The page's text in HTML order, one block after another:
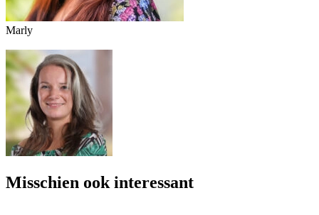
Marly
Misschien ook interessant